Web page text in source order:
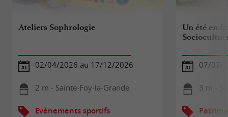
Ateliers Sophrologie
02/04/2026 au 17/12/2026
2 m - Sainte-Foy-la-Grande
Evènements sportifs
Un été en
07/07/
3 m -